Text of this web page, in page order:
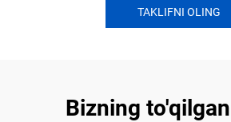
TAKLIFNI OLING
Bizning